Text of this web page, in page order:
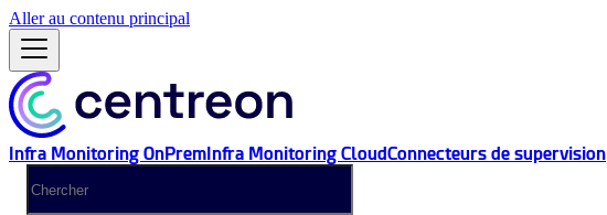
Aller au contenu principal
Infra Monitoring OnPremInfra Monitoring CloudConnecteurs de supervision